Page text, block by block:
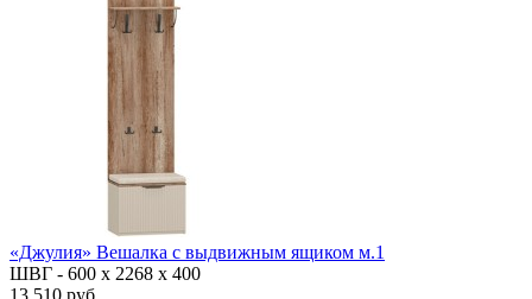
«Джулия» Вешалка с выдвижным ящиком м.1
ШВГ - 600 х 2268 х 400
13,510 руб.